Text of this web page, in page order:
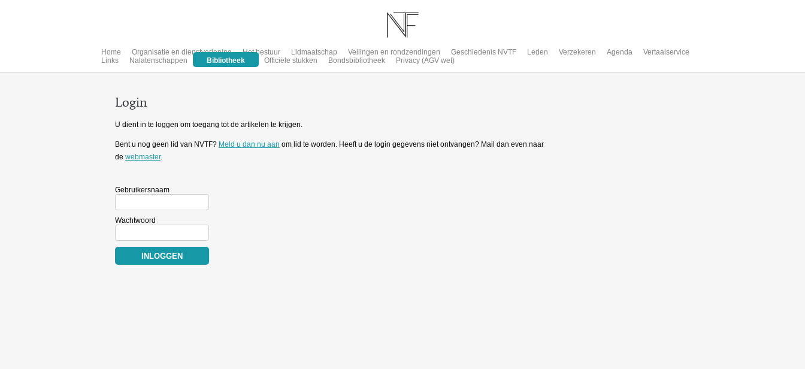
Home Organisatie en dienstverlening Het bestuur Lidmaatschap Veilingen en rondzendingen Geschiedenis NVTF Leden Verzekeren Agenda
Vertaalservice
Links
Nalatenschappen Bibliotheek Officiële stukken Bondsbibliotheek Privacy (AGV wet)
Login
U dient in te loggen om toegang tot de artikelen te krijgen.
Bent u nog geen lid van NVTF? Meld u dan nu aan om lid te worden. Heeft u de login gegevens niet ontvangen? Mail dan even naar
de webmaster.
Gebruikersnaam
Wachtwoord